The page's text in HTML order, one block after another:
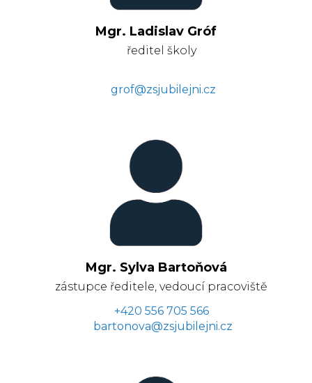
Mgr. Ladislav Gróf
ředitel školy
grof@zsjubilejni.cz
Mgr. Sylva Bartoňová
zástupce ředitele, vedoucí pracoviště
+420 556 705 566
bartonova@zsjubilejni.cz